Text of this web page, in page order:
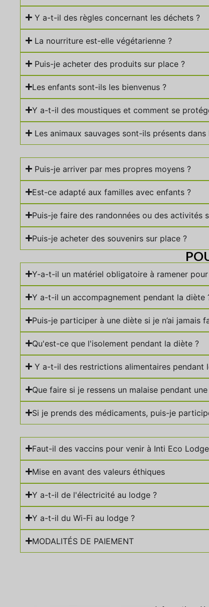
Y a-t-il des règles concernant les déchets ?
La nourriture est-elle végétarienne ?
Puis-je acheter des produits sur place ?
Les enfants sont-ils les bienvenus ?
Y a-t-il des moustiques et comment se
Les animaux sauvages sont-ils présents dans
Puis-je arriver par mes propres moyens ?
Est-ce adapté aux familles avec enfants ?
Puis-je faire des randonnées ou des activités
Puis-je acheter des souvenirs sur place ?
Y-a-t-il un matériel obligatoire à ramener
Y a-t-il un accompagnement pendant la diète
Puis-je participer à une diète si je n’ai jamais
Qu'est-ce que l'isolement pendant la diète ?
Y a-t-il des restrictions alimentaires pendant
Que faire si je ressens un malaise pendant
Si je prends des médicaments, puis-je
Faut-il des vaccins pour venir à Inti Eco
Mise en avant des valeurs éthiques
Y a-t-il de l'électricité au lodge ?
Y a-t-il du Wi-Fi au lodge ?
MODALITÉS DE PAIEMENT